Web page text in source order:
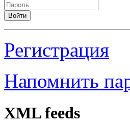
Войти
Регистрация
Напомнить
XML feeds